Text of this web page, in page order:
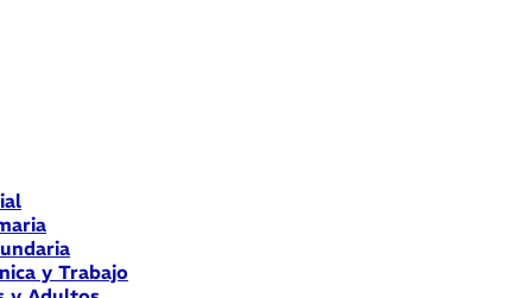
y Trabajo